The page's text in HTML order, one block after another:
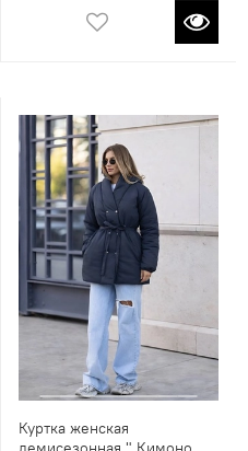
Куртка женская